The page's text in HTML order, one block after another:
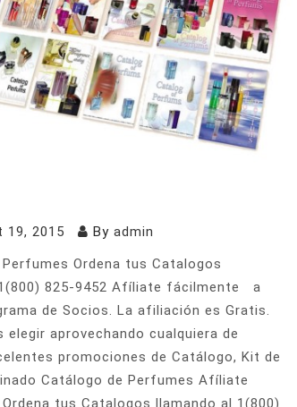
19, 2015 By admin
Perfumes Ordena tus Catalogos
1(800) 825-9452 Afíliate fácilmente a
de Socios. La afiliación es Gratis.
elegir aprovechando cualquiera de
promociones de Catálogo, Kit de
Catálogo de Perfumes Afíliate
tus Catalogos llamando al 1(800)